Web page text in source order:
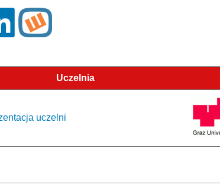
Uczelnia
uczelni